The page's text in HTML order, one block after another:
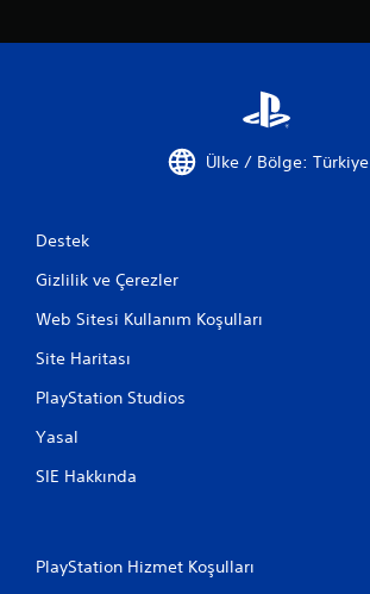
Ülke / Bölge: Türkiye
Destek
Gizlilik ve Çerezler
Web Sitesi Kullanım Koşulları
Site Haritası
PlayStation Studios
Yasal
SIE Hakkında
PlayStation Hizmet Koşulları